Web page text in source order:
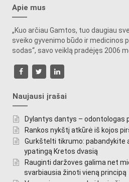
Apie mus
„Kuo arčiau Gamtos, tuo daugiau
sveiko gyvenimo būdo ir medicinos
sodas“, savo veiklą pradėjęs 2006
Naujausi įrašai
Dylantys dantys – odontologas
Rankos nykštį atkūrė iš kojos
Gurkštelti tikrumo: pabandykite
ypatingą Kretos dvasią
Rauginti daržoves galima net
svarbiausia žinoti vieną principą